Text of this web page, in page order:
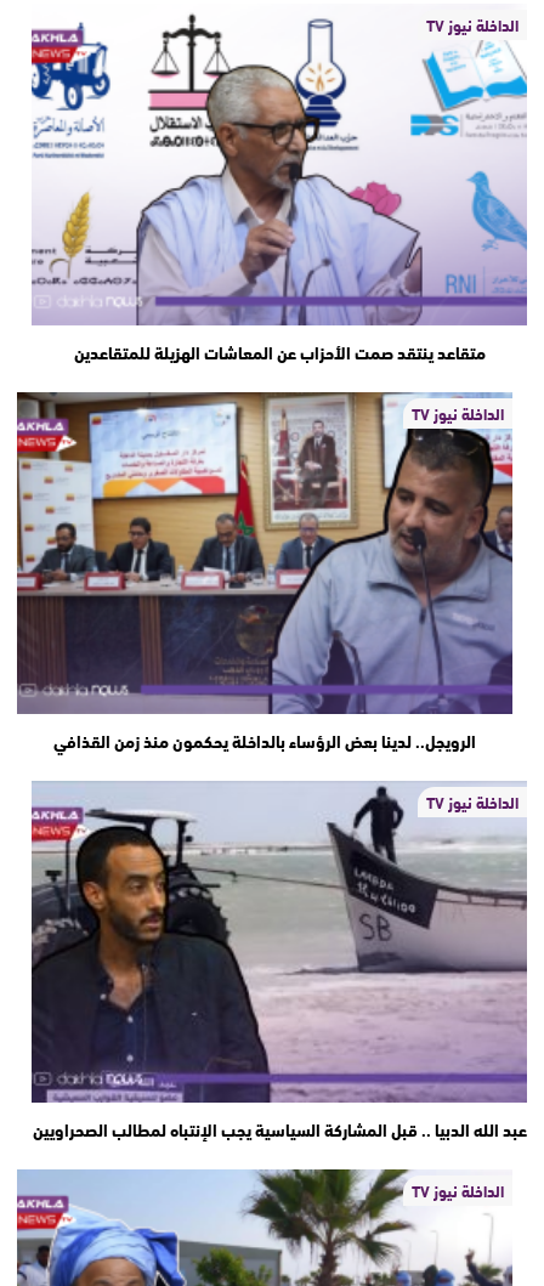
الداخلة نيوز TV
متقاعد ينتقد صمت الأحزاب عن المعاشات الهزيلة للمتقاعدين
الداخلة نيوز TV
الرويجل.. لدينا بعض الرؤساء بالداخلة يحكمون منذ زمن القذافي
الداخلة نيوز TV
عبد الله الدبيا .. قبل المشاركة السياسية يجب الإنتباه لمطالب الصحراويين
الداخلة نيوز TV